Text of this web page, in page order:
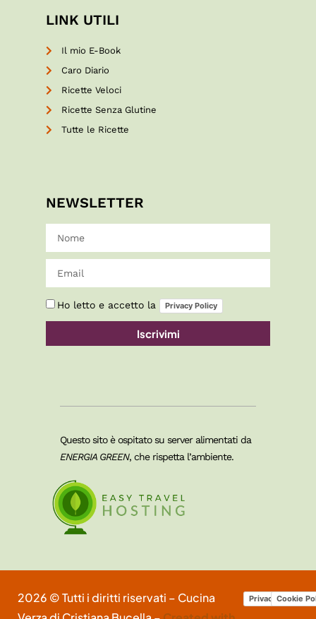
LINK UTILI
Il mio E-Book
Caro Diario
Ricette Veloci
Ricette Senza Glutine
Tutte le Ricette
NEWSLETTER
Ho letto e accetto la Privacy Policy
Iscrivimi
Questo sito è ospitato su server alimentati da
ENERGIA GREEN, che rispetta l’ambiente.
2026 © Tutti i diritti riservati – Cucina
Privacy Policy
Cookie